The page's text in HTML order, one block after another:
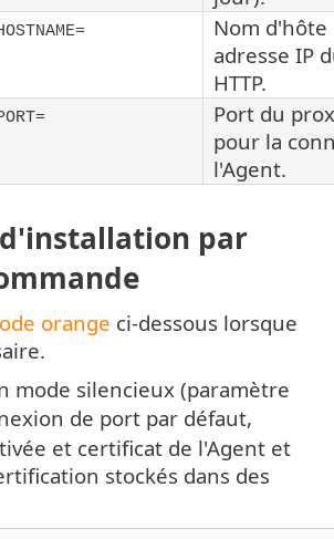
Nom d'hôte
adresse IP
HTTP.
Port du
pour la
l'Agent.
d'installation par
orange ci-dessous lorsque
mode silencieux (paramètre
de port par défaut,
et certificat de l'Agent et
stockés dans des